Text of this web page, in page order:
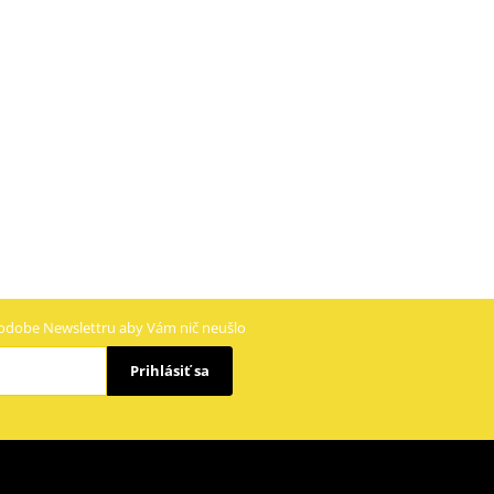
Newslettru aby Vám nič neušlo
Prihlásiť sa